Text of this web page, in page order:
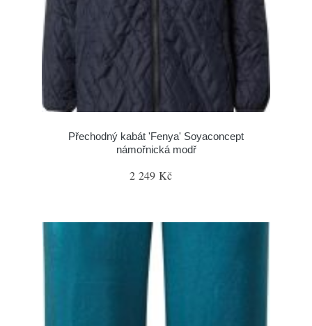
Přechodný kabát 'Fenya' Soyaconcept
námořnická modř
2 249 Kč